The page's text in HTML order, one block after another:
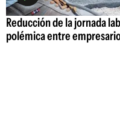
Reducción de la jornada
polémica entre